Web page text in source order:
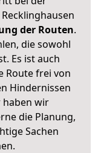
der Routen.
die sowohl
Es ist auch
Route frei von
Hindernissen
haben wir
die Planung,
Sachen